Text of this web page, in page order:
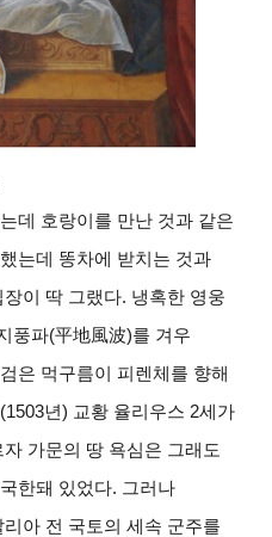
데 호랑이를 만난 것과 같은
는데 똥차에 받치는 것과
이 딱 그랬다. 냉혹한 영웅
풍파(平地風波)를 겨우
은 먹구름이 피렌체를 향해
(1503년) 교황 율리우스 2세가
자 가문의 땅 욕심은 그래도
한돼 있었다. 그러나
아 전 국토의 세속 군주를